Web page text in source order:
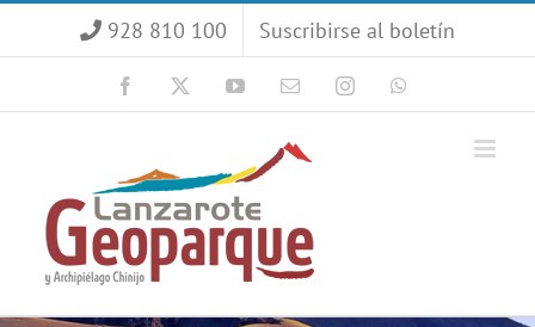
928 810 100 Suscribirse al boletín
Facebook YouTubeCorreoInstagram